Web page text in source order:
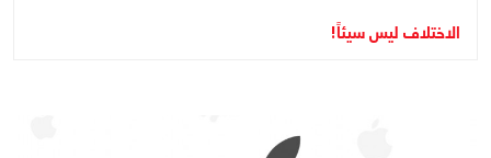
الاختلاف ليس سيئاً!